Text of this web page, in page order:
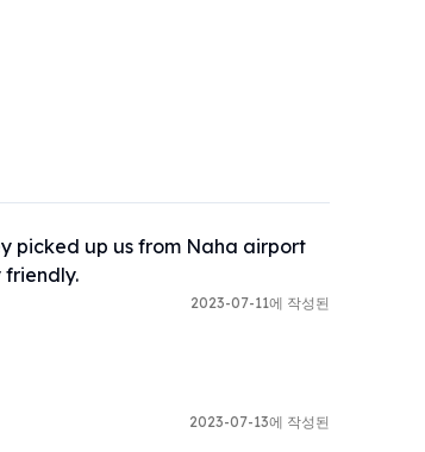
picked up us from Naha airport
friendly.
2023-07-11에 작성된
2023-07-13에 작성된